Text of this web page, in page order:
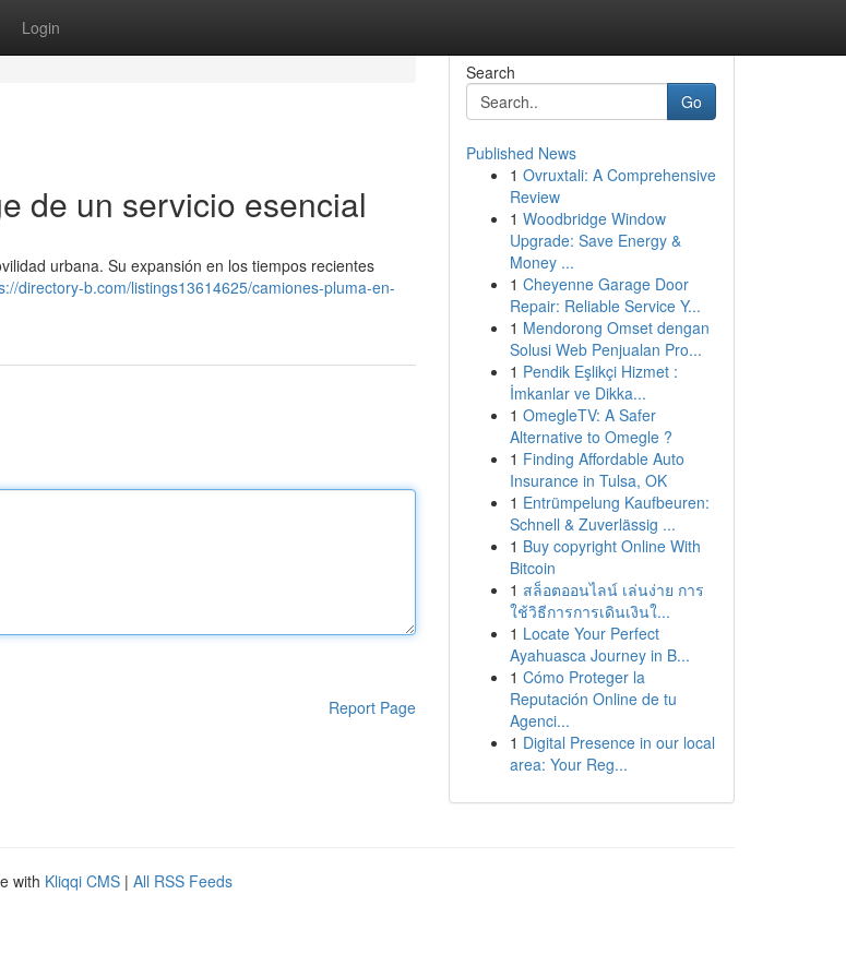
Login
de un servicio esencial
urbana. Su expansión en los tiempos recientes
directory-b.com/listings13614625/camiones-pluma-en-
Report Page
Search
Go
Published News
1 Ovruxtali: A Comprehensive
Review
1 Woodbridge Window
Upgrade: Save Energy &
Money ...
1 Cheyenne Garage Door
Repair: Reliable Service Y...
1 Mendorong Omset dengan
Solusi Web Penjualan Pro...
1 Pendik Eşlikçi Hizmet :
İmkanlar ve Dikka...
1 OmegleTV: A Safer
Alternative to Omegle ?
1 Finding Affordable Auto
Insurance in Tulsa, OK
1 Entrümpelung Kaufbeuren:
Schnell & Zuverlässig ...
1 Buy copyright Online With
Bitcoin
1 สล็อตออนไลน์ เล่นง่าย การ
ใช้วิธีการการเดินเงินใ...
1 Locate Your Perfect
Ayahuasca Journey in B...
1 Cómo Proteger la
Reputación Online de tu
Agenci...
1 Digital Presence in our local
area: Your Reg...
with Kliqqi CMS | All RSS Feeds